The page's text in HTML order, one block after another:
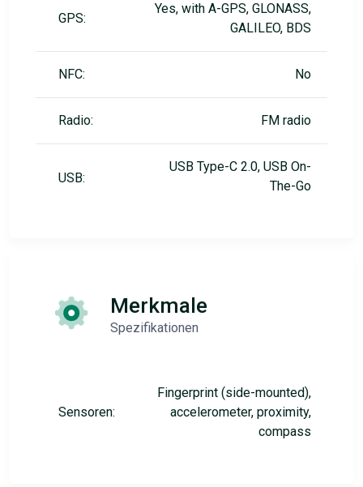
GPS:
Yes, with A-GPS, GLONASS,
GALILEO, BDS
NFC: No
Radio: FM radio
USB:
USB Type-C 2.0, USB On-
The-Go
Merkmale
Spezifikationen
Sensoren:
Fingerprint (side-mounted),
accelerometer, proximity,
compass